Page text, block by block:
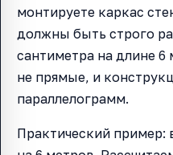
монтируете каркас
должны быть строго
сантиметра на длине 6
не прямые, и
параллелограмм.
Практический пример: